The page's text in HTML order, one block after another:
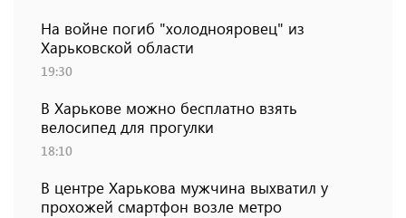
На войне погиб "холоднояровец" из
Харьковской области
19:30
В Харькове можно бесплатно взять
велосипед для прогулки
18:10
В центре Харькова мужчина выхватил у
прохожей смартфон возле метро